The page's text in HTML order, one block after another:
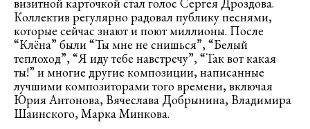
визитной карточкой стал голос Сергея Дроздова.
Коллектив регулярно радовал публику песнями,
которые сейчас знают и поют миллионы. После
“Клёна” были “Ты мне не снишься”, “Белый
теплоход”, “Я иду тебе навстречу”, “Так вот какая
ты!” и многие другие композиции, написанные
лучшими композиторами того времени, включая
Юрия Антонова, Вячеслава Добрынина, Владимира
Шаинского, Марка Минкова.